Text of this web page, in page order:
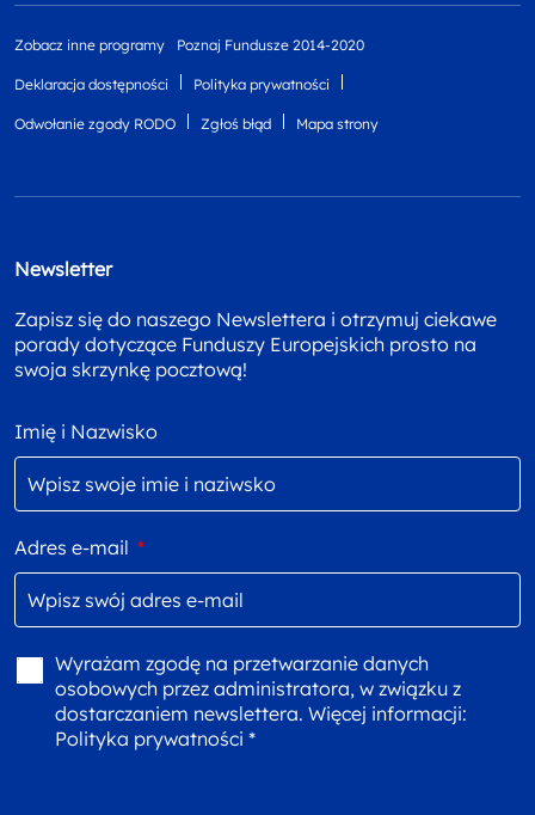
Zobacz inne programy Poznaj Fundusze 2014-2020
Deklaracja dostępności Polityka prywatności
Odwołanie zgody RODO Zgłoś błąd Mapa strony
Newsletter
Zapisz się do naszego Newslettera i otrzymuj ciekawe
porady dotyczące Funduszy Europejskich prosto na
swoja skrzynkę pocztową!
Imię i Nazwisko
Adres e-mail *
Wyrażam zgodę na przetwarzanie danych
osobowych przez administratora, w związku z
dostarczaniem newslettera. Więcej informacji:
Polityka prywatności *